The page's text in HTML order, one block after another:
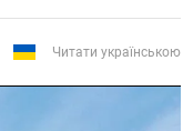
Читати українською